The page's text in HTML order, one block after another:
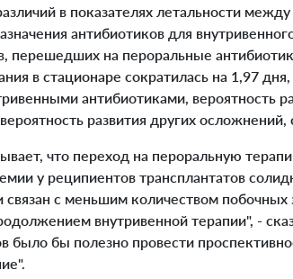
в показателях летальности
антибиотиков для
перешедших на пероральные
в стационаре сократилась на 1,97 дня,
антибиотиками, вероятность
развития других осложнений,
что переход на пероральную
у реципиентов трансплантатов
с меньшим количеством побочных
внутривенной терапии", -
было бы полезно провести